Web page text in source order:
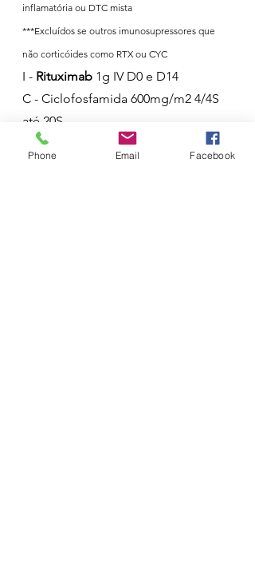
inflamatória ou DTC mista
***Excluídos se outros imunosupressores que
não corticóides como RTX ou CYC
I - Rituximab 1g IV D0 e D14
C - Ciclofosfamida 600mg/m2 4/4S
até 20S
O » IGUAL melhoria mínima na
CVF
Phone Email Facebook